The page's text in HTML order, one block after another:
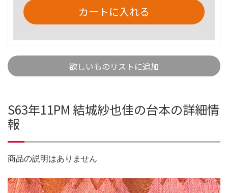
カートに入れる
欲しいものリストに追加
S63年11PM 結城紗也佳の台本の詳細情
報
商品の説明はありません